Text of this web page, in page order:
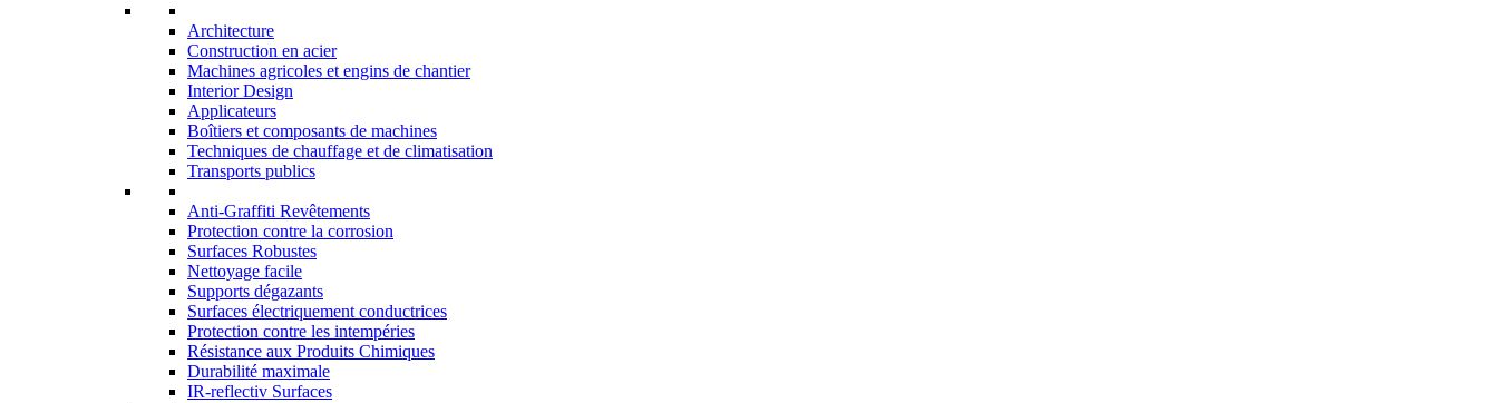
Architecture
Construction en acier
Machines agricoles et engins de chantier
Interior Design
Applicateurs
Boîtiers et composants de machines
Techniques de chauffage et de climatisation
Transports publics
Anti-Graffiti Revêtements
Protection contre la corrosion
Surfaces Robustes
Nettoyage facile
Supports dégazants
Surfaces électriquement conductrices
Protection contre les intempéries
Résistance aux Produits Chimiques
Durabilité maximale
IR-reflectiv Surfaces